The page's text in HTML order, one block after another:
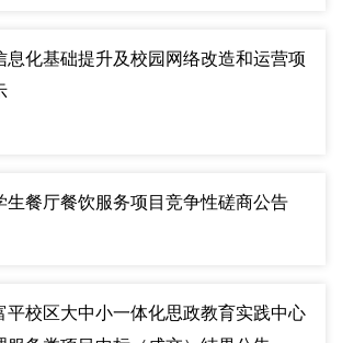
息化基础提升及校园网络改造和运营项
生餐厅餐饮服务项目竞争性磋商公告
平校区大中小一体化思政教育实践中心